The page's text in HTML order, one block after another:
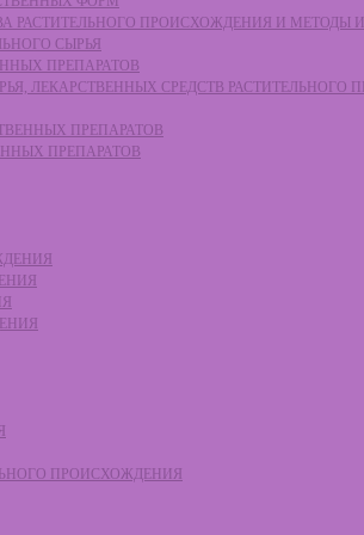
РАСТИТЕЛЬНОГО ПРОИСХОЖДЕНИЯ И МЕТОДЫ
СЫРЬЯ
ПРЕПАРАТОВ
ЛЕКАРСТВЕННЫХ СРЕДСТВ РАСТИТЕЛЬНОГО
ПРЕПАРАТОВ
ПРЕПАРАТОВ
ПРОИСХОЖДЕНИЯ